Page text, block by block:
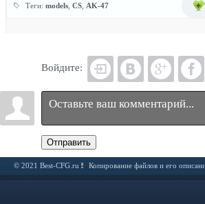
Теги: models CS AK-47
Войдите:
Отправить
© 2021 Best-CFG.ru Копирование файлов и его